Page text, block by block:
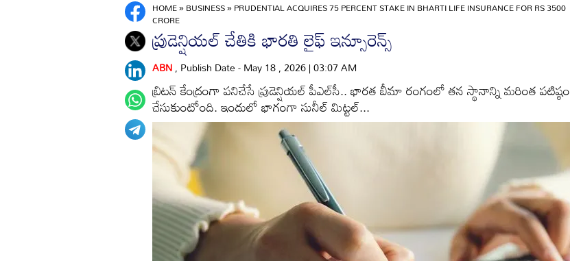
HOME»BUSINESS»PRUDENTIAL ACQUIRES 75 PERCENT STAKE IN BHARTI LIFE INSURANCE FOR RS 3500
CRORE
ప్రుడెన్షియల్‌ చేతికి భారతి లైఫ్‌ ఇన్సూరెన్స్‌
ABN, Publish Date - May 18 , 2026 | 03:07 AM
బ్రిటన్‌ కేంద్రంగా పనిచేసే ప్రుడెన్షియల్‌ పీఎల్‌సీ.. భారత బీమా రంగంలో తన స్థానాన్ని మరింత పటిష్ఠం
చేసుకుంటోంది. ఇందులో భాగంగా సునీల్‌ మిట్టల్‌...